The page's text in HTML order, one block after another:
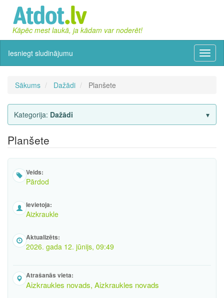
Kāpēc mest laukā, ja kādam var noderēt!
Iesniegt sludinājumu
Sākums Dažādi Planšete
Kategorija: Dažādi
Planšete
Veids:
Pārdod
Ievietoja:
Aizkraukle
Aktualizēts:
2026. gada 12. jūnijs, 09:49
Atrašanās vieta:
Aizkraukles novads, Aizkraukles novads